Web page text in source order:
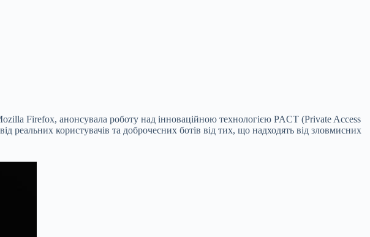
Firefox, анонсувала роботу над інноваційною технологією PACT (Private Access
реальних користувачів та доброчесних ботів від тих, що надходять від зловмисних